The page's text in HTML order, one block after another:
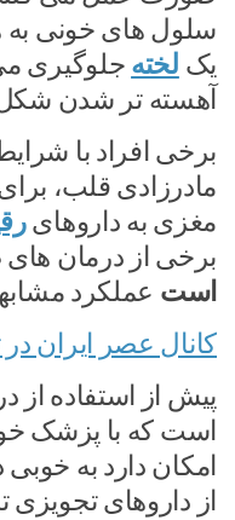
سلول های خونی به
یک لخته جلوگیری
آهسته تر شدن
برخی افراد با
مادرزادی قلب،
مغزی به داروهای
برخی از درمان
است عملکرد
کانال عصر ایران در
پیش از استفاده
است که با پزشک
امکان دارد به
از داروهای تجویزی